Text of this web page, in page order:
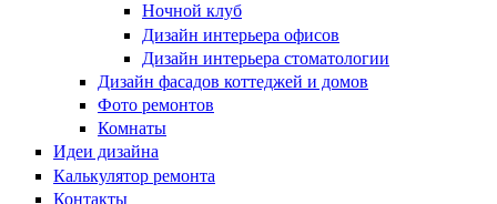
Ночной клуб
Дизайн интерьера офисов
Дизайн интерьера стоматологии
Дизайн фасадов коттеджей и домов
Фото ремонтов
Комнаты
Идеи дизайна
Калькулятор ремонта
Контакты